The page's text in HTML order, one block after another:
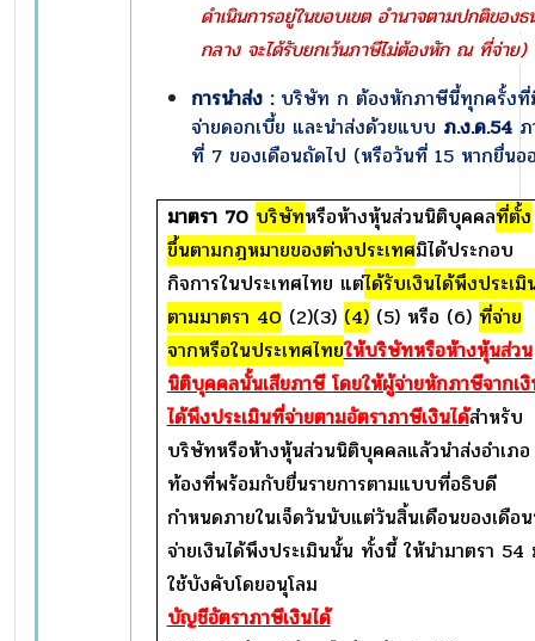
ดำเนินการอยู่ในขอบเขต อำนาจตามปกติของธ
กลาง จะได้รับยกเว้นภาษีไม่ต้องหัก ณ ที่จ่าย)
การนำส่ง :บริษัท ก ต้องหักภาษีนี้ทุกครั้งที่
จ่ายดอกเบี้ย และนำส่งด้วยแบบ ภ.ง.ด.54
ที่ 7 ของเดือนถัดไป (หรือวันที่ 15 หากยื่นอ
มาตรา70 บริษัทหรือห้างหุ้นส่วนนิติบุคคลที่ตั้ง
ขึ้นตามกฎหมายของต่างประเทศมิได้ประกอบ
กิจการในประเทศไทย แต่ได้รับเงินได้พึงประเมิ
ตามมาตรา 40 (2)(3) (4)(5) หรือ (6) ที่จ่าย
จากหรือในประเทศไทยให้บริษัทหรือห้างหุ้นส่วน
นิติบุคคลนั้นเสียภาษี โดยให้ผู้จ่ายหักภาษีจากเ
ได้พึงประเมินที่จ่ายตามอัตราภาษีเงินได้สำหรับ
บริษัทหรือห้างหุ้นส่วนนิติบุคคลแล้วนำส่งอำเภอ
ท้องที่พร้อมกับยื่นรายการตามแบบที่อธิบดี
กำหนดภายในเจ็ดวันนับแต่วันสิ้นเดือนของเดือ
จ่ายเงินได้พึงประเมินนั้น ทั้งนี้ ให้นำมาตรา 54
ใช้บังคับโดยอนุโลม
บัญชีอัตราภาษีเงินได้